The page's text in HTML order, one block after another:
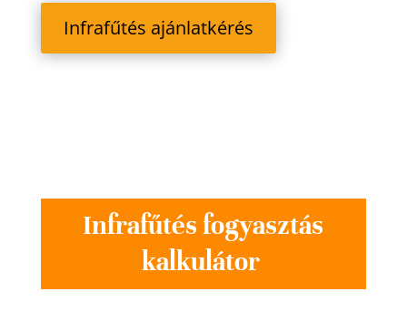
Infrafűtés ajánlatkérés
Infrafűtés fogyasztás
kalkulátor